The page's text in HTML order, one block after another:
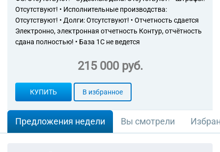
Отсутствуют! • Исполнительные производства:
Отсутствуют! • Долги: Отсутствуют! • Отчетность сдается
Электронно, электронная отчетность Контур, отчётность
сдана полностью! • База 1С не ведется
215 000 руб.
КУПИТЬ В избранное
Предложения недели Вы смотрели